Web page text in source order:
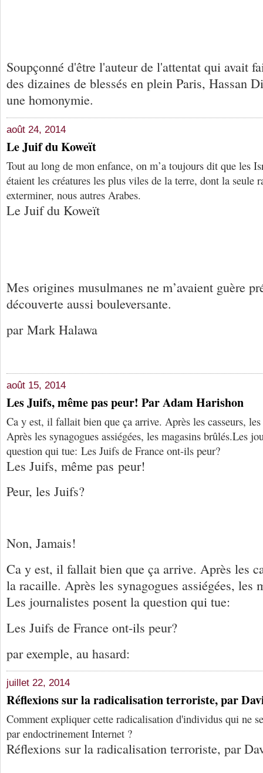
Soupçonné d'être l'auteur de l'attentat qui avait
des dizaines de blessés en plein Paris, Hassan
une homonymie.
août 24, 2014
Le Juif du Koweït
Tout au long de mon enfance, on m’a toujours dit que les
étaient les créatures les plus viles de la terre, dont la seule
exterminer, nous autres Arabes.
Le Juif du Koweït
Mes origines musulmanes ne m’avaient guère
découverte aussi bouleversante.
par Mark Halawa
août 15, 2014
Les Juifs, même pas peur! Par Adam Harishon
Ca y est, il fallait bien que ça arrive. Après les casseurs,
Après les synagogues assiégées, les magasins brûlés.Les
question qui tue: Les Juifs de France ont-ils peur?
Les Juifs, même pas peur!
Peur, les Juifs?
Non, Jamais!
Ca y est, il fallait bien que ça arrive. Après les
la racaille. Après les synagogues assiégées, les
Les journalistes posent la question qui tue:
Les Juifs de France ont-ils peur?
par exemple, au hasard:
juillet 22, 2014
Réflexions sur la radicalisation terroriste, par
Comment expliquer cette radicalisation d'individus qui ne
par endoctrinement Internet ?
Réflexions sur la radicalisation terroriste, par